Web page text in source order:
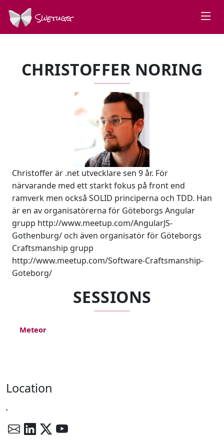
Swetugg
CHRISTOFFER NORING
Christoffer är .net utvecklare sen 9 år. För
närvarande med ett starkt fokus på front end
ramverk men också SOLID principerna och TDD. Han
är en av organisatörerna för Göteborgs Angular
grupp http://www.meetup.com/AngularJS-
Gothenburg/ och även organisatör för Göteborgs
Craftsmanship grupp
http://www.meetup.com/Software-Craftsmanship-
Goteborg/
SESSIONS
Meteor
Location
,